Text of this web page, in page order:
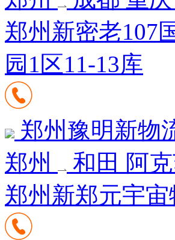
郑州新密老107
园1区11-13库
郑州豫明新物
郑州
和田 阿
郑州新郑元宇